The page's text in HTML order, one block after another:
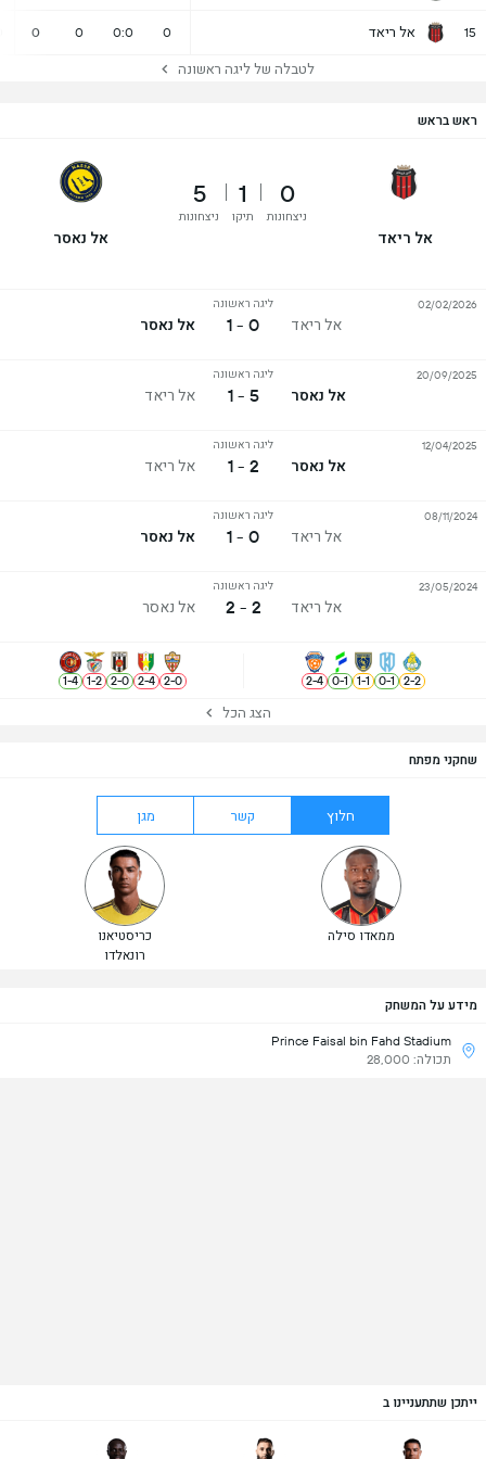
15 אל ריאד 0
0:0
0
0
לטבלה של ליגה ראשונה
שחקני מפתח
חלוץ קשר מגן
ממאדו סילה
כריסטיאנו
רונאלדו
מידע על המשחק
Prince Faisal bin Fahd Stadium
תכולה: 28,000
ראש בראש
אל ריאד
0
ניצחונות
1
תיקו
5
ניצחונות
אל נאסר
אל ריאד
ליגה ראשונה
0 - 1 אל נאסר
02/02/2026
אל נאסר
ליגה ראשונה
5 - 1 אל ריאד
20/09/2025
אל נאסר
ליגה ראשונה
2 - 1 אל ריאד
12/04/2025
אל ריאד
ליגה ראשונה
0 - 1 אל נאסר
08/11/2024
אל ריאד
ליגה ראשונה
2 - 2 אל נאסר
23/05/2024
2
-
2
1
-
0
1
-
1
1
-
0
4
-
2
0
-
2
4
-
2
0
-
2
2
-
1
4
-
1
הצג הכל
ייתכן שתתעניינו ב